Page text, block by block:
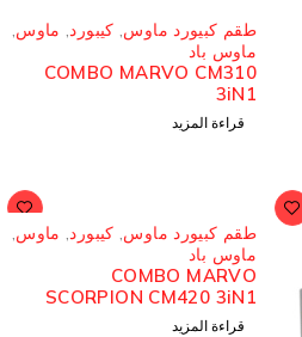
مُباع
طقم كبيورد ماوس,كيبورد ,ماوس,
ماوس باد
COMBO MARVO CM310
3iN1
قراءة المزيد
مُباع
طقم كبيورد ماوس,كيبورد ,ماوس,
ماوس باد
COMBO MARVO
SCORPION CM420 3iN1
قراءة المزيد